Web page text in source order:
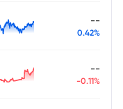
--
0.42%
--
-0.11%